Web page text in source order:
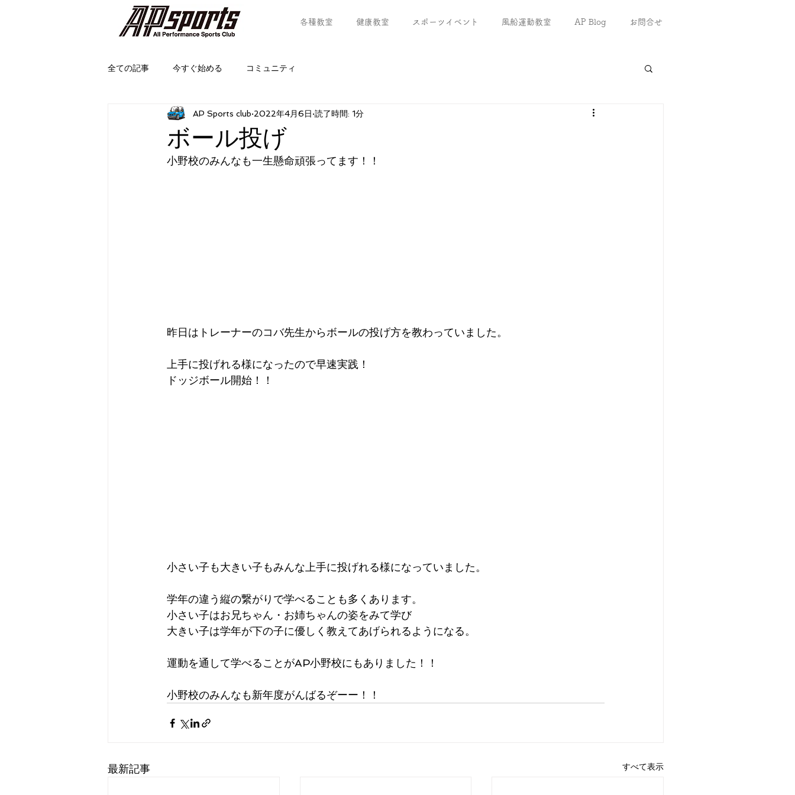
各種教室 健康教室 スポーツイベント 風船運動教室 AP Blog お問合せ
全ての記事 今すぐ始める コミュニティ
ボール投げ
AP Sports club 2022年4月6日 読了時間: 1分
小野校のみんなも一生懸命頑張ってます！！
昨日はトレーナーのコバ先生からボールの投げ方を教わっていました。
上手に投げれる様になったので早速実践！
ドッジボール開始！！
小さい子も大きい子もみんな上手に投げれる様になっていました。
学年の違う縦の繋がりで学べることも多くあります。
小さい子はお兄ちゃん・お姉ちゃんの姿をみて学び
大きい子は学年が下の子に優しく教えてあげられるようになる。
運動を通して学べることがAP小野校にもありました！！
小野校のみんなも新年度がんばるぞーー！！
最新記事 すべて表示